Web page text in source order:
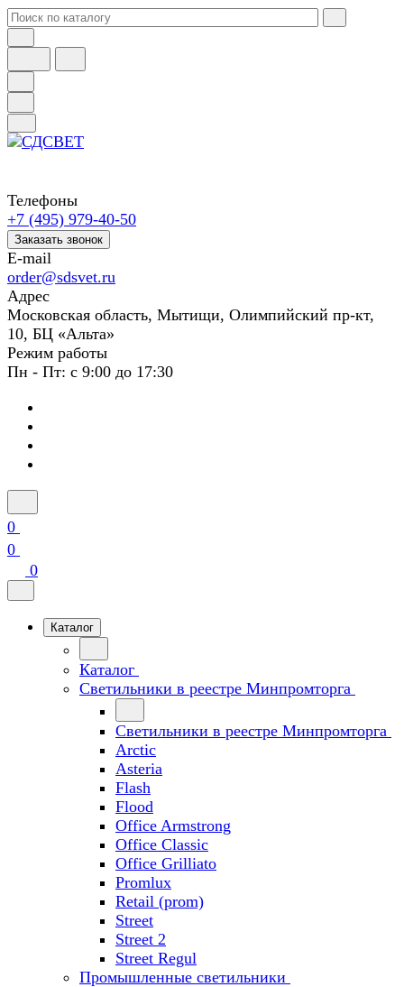
Телефоны
+7 (495) 979-40-50
Заказать звонок
E-mail
order@sdsvet.ru
Адрес
Московская область, Мытищи, Олимпийский пр-кт,
10, БЦ «Альта»
Режим работы
Пн - Пт: с 9:00 до 17:30
0
0
0
Каталог
Каталог
Светильники в реестре Минпромторга
Светильники в реестре Минпромторга
Arctic
Asteria
Flash
Flood
Office Armstrong
Office Classic
Office Grilliato
Promlux
Retail (prom)
Street
Street 2
Street Regul
Промышленные светильники